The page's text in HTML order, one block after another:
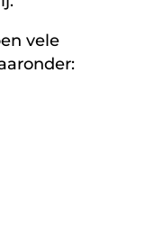
vele